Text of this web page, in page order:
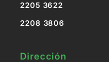
2205 3622
2208 3806
Dirección